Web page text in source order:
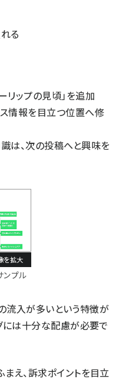
る
リップの見頃」を追加
情報を目立つ位置へ修
は、次の投稿へと興味を
プル
流入が多いという特徴が
には十分な配慮が必要で
え、訴求ポイントを目立